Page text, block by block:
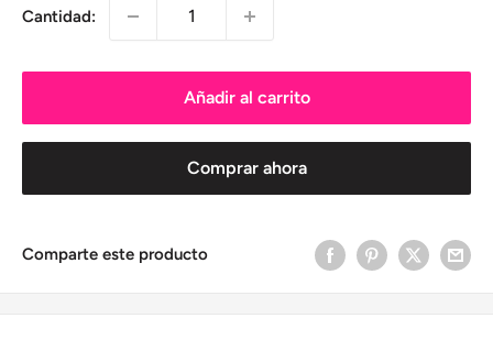
Cantidad:
Añadir al carrito
Comprar ahora
Comparte este producto